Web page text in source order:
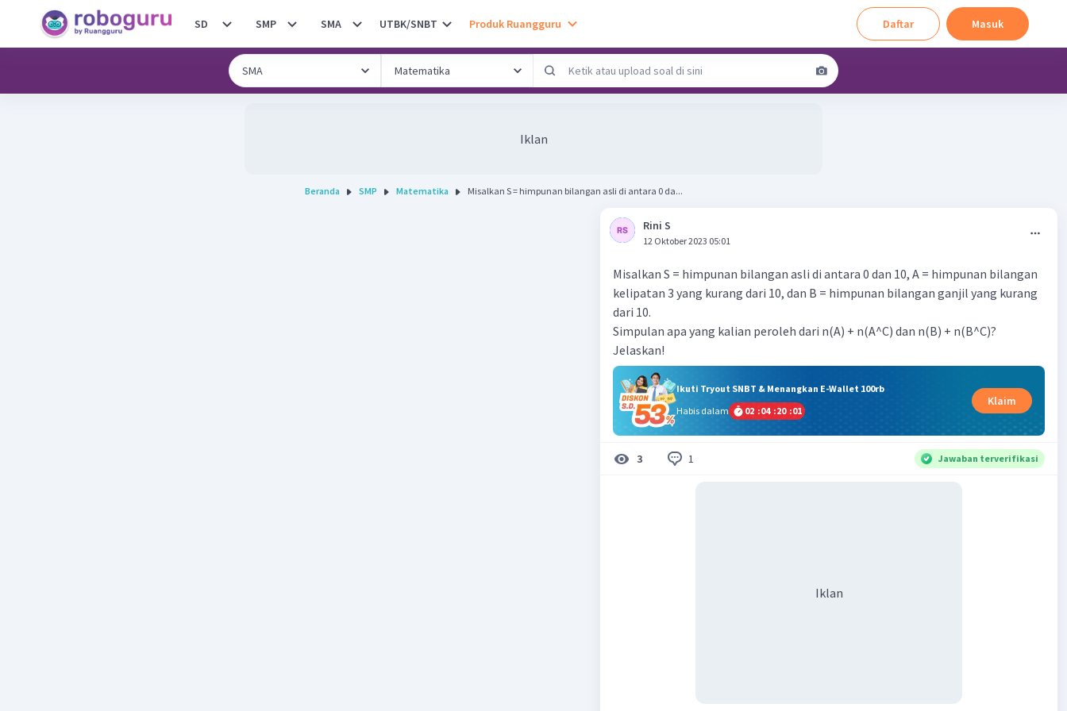
SD SMP SMA UTBK/SNBT Produk Ruangguru Daftar Masuk
Iklan
Beranda SMP Matematika Misalkan S = himpunan bilangan asli di antara 0 da...
Rini S
12 Oktober 2023 05:01
Misalkan S = himpunan bilangan asli di antara 0 dan 10, A = himpunan bilangan
kelipatan 3 yang kurang dari 10, dan B = himpunan bilangan ganjil yang kurang
dari 10.
Simpulan apa yang kalian peroleh dari n(A) + n(A^C) dan n(B) + n(B^C)?
Jelaskan!
Ikuti Tryout SNBT & Menangkan E-Wallet 100rb
Habis dalam
02 :04 :20 :01
Klaim
3 1 Jawaban terverifikasi
Iklan